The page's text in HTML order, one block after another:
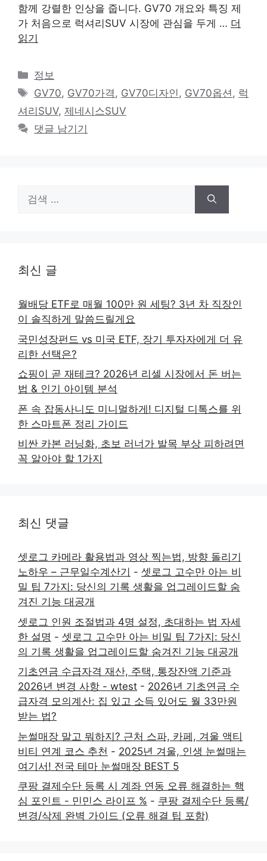
함께 강렬한 인상을 줍니다. GV70 개요와 특징 제
가 처음으로 럭셔리SUV 시장에 관심을 두게 … 더
읽기
카
테
리
정보
태
그
GV70, GV70가격, GV70디자인, GV70옵션, 럭
셔리SUV, 제네시스SUV
댓글 남기기
색:
최신 글
월배당 ETF로 매월 100만 원 세팅? 3년 차 직장인
이 솔직하게 말씀드릴게요
국민성장펀드 vs 미국 ETF, 장기 투자자에게 더 유
리한 선택은?
쇼핑이 곧 재테크? 2026년 리셀 시장에서 돈 버는
법 & 인기 아이템 분석
폰 속 잡동사니도 미니멀하게! 디지털 디톡스를 위
한 스마트폰 정리 가이드
비싼 카본 러닝화, 초보 러너가 발목 부상 피하려면
꼭 알아야 할 1가지
최신 댓글
셋로그 카메라 활용법과 영상 찍는법, 방향 돌리기
노하우 – 근무일수계산기 - 셋로그 고수만 아는 비
밀 팁 7가지: 당신의 기록 생활을 업그레이드할 숨
겨진 기능 대공개
셋로그 인원 조절법과 4명 설정, 초대하는 법 자세
한 설명 - 셋로그 고수만 아는 비밀 팁 7가지: 당신
의 기록 생활을 업그레이드할 숨겨진 기능 대공개
기초연금 수급자격 재산, 주택, 통장잔액 기준과
2026년 변경 사항 - wtest - 2026년 기초연금 수
급자격 모의계산: 집 있고 소득 있어도 월 33만원
받는 법?
눈썰매장 말고 뭐하지? 근처 스파, 카페, 겨울 액티
비티 연계 코스 추천 - 2025년 겨울, 인생 눈썰매는
여기서! 전국 테마 눈썰매장 BEST 5
쿠팡 결제수단 등록 시 계좌 연동 오류 해결하는 핵
심 포인트 - 민민스 라이프 % - 쿠팡 결제수단 등록/
변경/삭제 완벽 가이드 (오류 해결 팁 포함)